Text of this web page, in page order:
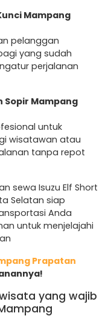
Mampang
pelanggan
yang sudah
perjalanan
Sopir Mampang
untuk
wisatawan atau
tanpa repot
sewa Isuzu Elf Short
Selatan siap
Anda
untuk menjelajahi
Prapatan
yang wajib